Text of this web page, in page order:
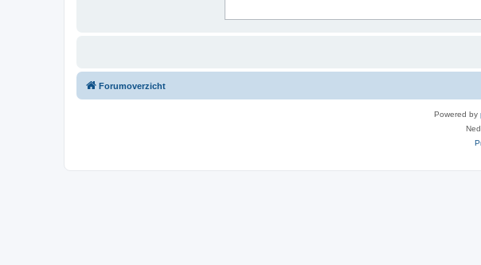
Forumoverzicht
Powered by